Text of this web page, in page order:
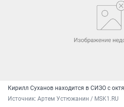
Кирилл Суханов находится в СИЗО с
Источник: Артем Устюжанин / MSK1.RU